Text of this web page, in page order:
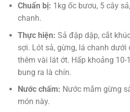
Chuẩn bị: 1kg ốc bươu, 5 cây
chanh.
Thực hiện: Sả đập dập, cắt
sợi. Lót sả, gừng, lá chanh dưới
thêm vài lát ớt. Hấp khoảng
bung ra là chín.
Nước chấm: Nước mắm gừng
món này.